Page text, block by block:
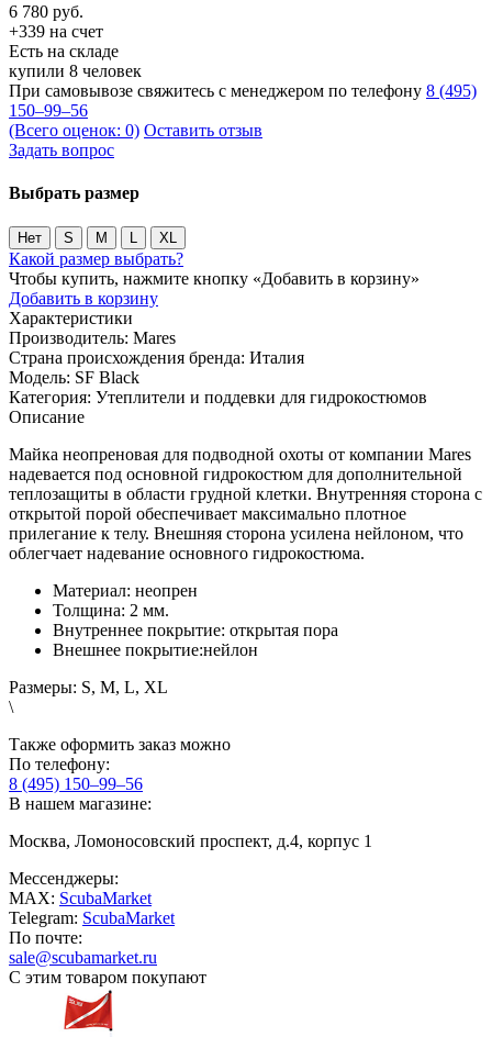
6 780 руб.
+339 на счет
Есть на складе
купили 8 человек
При самовывозе свяжитесь с менеджером по телефону 8 (495)
150–99–56
(Всего оценок: 0) Оставить отзыв
Задать вопрос
Выбрать размер
Нет S M L XL
Какой размер выбрать?
Чтобы купить, нажмите кнопку «Добавить в корзину»
Добавить в корзину
Характеристики
Производитель: Mares
Страна происхождения бренда: Италия
Модель: SF Black
Категория: Утеплители и поддевки для гидрокостюмов
Описание
Майка неопреновая для подводной охоты от компании Mares
надевается под основной гидрокостюм для дополнительной
теплозащиты в области грудной клетки. Внутренняя сторона с
открытой порой обеспечивает максимально плотное
прилегание к телу. Внешняя сторона усилена нейлоном, что
облегчает надевание основного гидрокостюма.
Материал: неопрен
Толщина: 2 мм.
Внутреннее покрытие: открытая пора
Внешнее покрытие:нейлон
Размеры: S, M, L, XL
\
Также оформить заказ можно
По телефону:
8 (495) 150–99–56
В нашем магазине:
Москва, Ломоносовский проспект, д.4, корпус 1
Мессенджеры:
MAX: ScubaMarket
Telegram: ScubaMarket
По почте:
sale@scubamarket.ru
С этим товаром покупают